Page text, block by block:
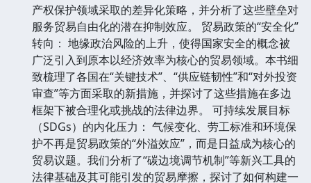
产权保护领域采取的差异化策略，并分析了这些壁垒对
服务贸易自由化的潜在抑制效应。 贸易政策的“安全化”
转向： 地缘政治风险的上升，使得国家安全的概念被
广泛引入到原本以经济效率为核心的贸易领域。本书细
致梳理了各国在“关键技术”、“供应链韧性”和“对外投资
审查”等方面采取的新措施，并探讨了这些措施在多边
框架下被合理化或挑战的法律边界。 可持续发展目标
（SDGs）的内化压力： 气候变化、劳工标准和环境保
护不再是贸易政策的“外溢效应”，而是日益成为核心的
贸易议题。我们分析了“碳边境调节机制”等新兴工具的
法律基础及其可能引发的贸易摩擦，探讨了如何构建一